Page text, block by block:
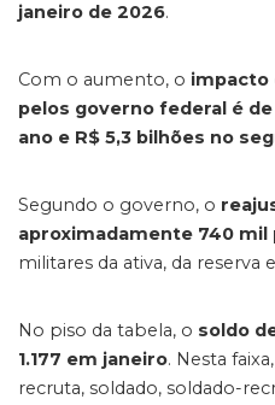
janeiro de 2026.
Com o aumento, o impacto
pelos governo federal é
ano e R$ 5,3 bilhões no
Segundo o governo, o
aproximadamente 740 mil
militares da ativa, da reserva
No piso da tabela, o soldo
1.177 em janeiro. Nesta
recruta, soldado, soldado-